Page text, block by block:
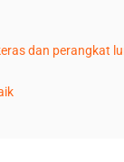
dan perangkat